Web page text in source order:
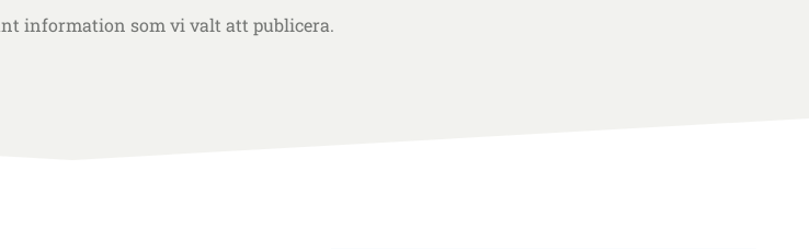
information som vi valt att publicera.